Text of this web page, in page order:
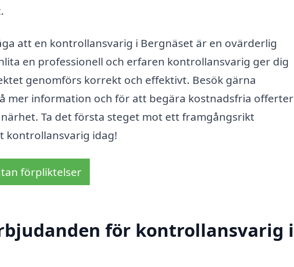
att en kontrollansvarig i Bergnäset är en ovärderlig
en professionell och erfaren kontrollansvarig ger dig
genomförs korrekt och effektivt. Besök gärna
mer information och för att begära kostnadsfria offerter
Ta det första steget mot ett framgångsrikt
idag!
förpliktelser
för kontrollansvarig i